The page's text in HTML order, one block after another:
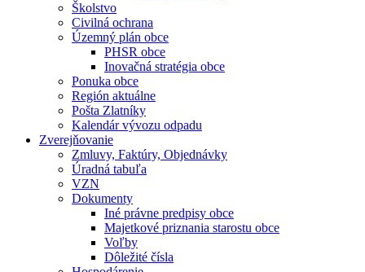
Školstvo
Civilná ochrana
Územný plán obce
PHSR obce
Inovačná stratégia obce
Ponuka obce
Región aktuálne
Pošta Zlatníky
Kalendár vývozu odpadu
Zverejňovanie
Zmluvy, Faktúry, Objednávky
Úradná tabuľa
VZN
Dokumenty
Iné právne predpisy obce
Majetkové priznania starostu obce
Voľby
Dôležité čísla